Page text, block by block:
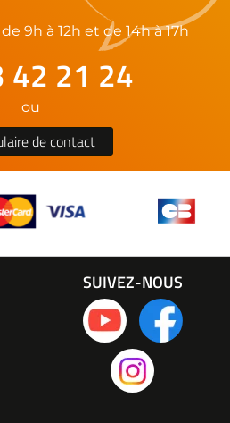
9h à 12h et de 14h à 17h
42 21 24
ou
de contact
SUIVEZ-NOUS